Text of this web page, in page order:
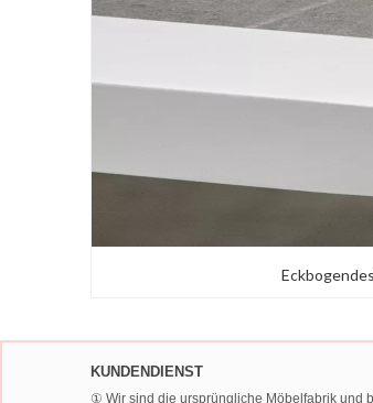
KUNDENDIENST
① Wir sind die ursprüngliche Möbelfabrik und